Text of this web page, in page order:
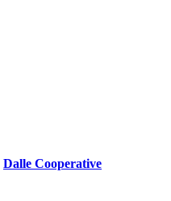
Dalle Cooperative